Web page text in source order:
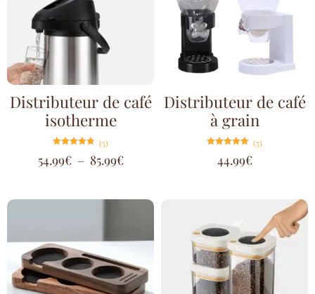
Distributeur de café
isotherme
4.80
sur 5
(5)
54.99€ – 85.99€
Distributeur de café
à grain
5.00
sur 5
(5)
44.99€